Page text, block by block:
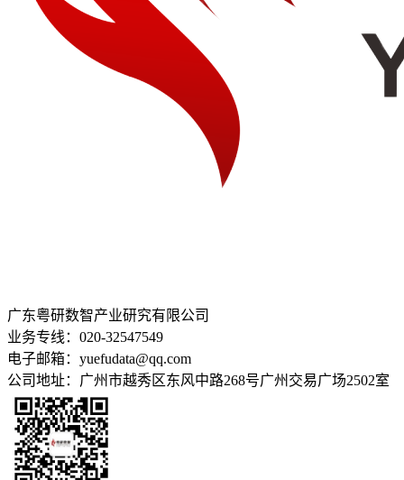
广东粤研数智产业研究有限公司
业务专线：020-32547549
电子邮箱：yuefudata@qq.com
公司地址：广州市越秀区东风中路268号广州交易广场2502室